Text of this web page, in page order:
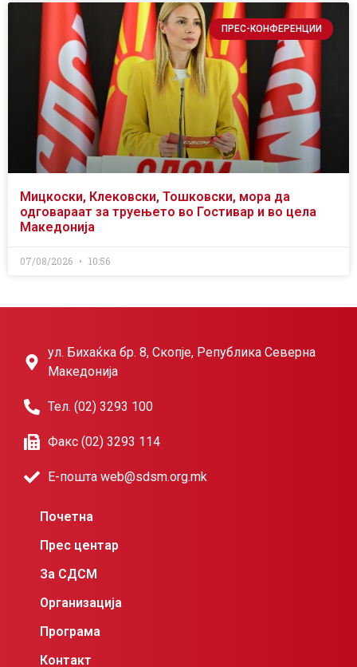
ПРЕС-КОНФЕРЕНЦИИ
Мицкоски, Клековски, Тошковски, мора да
одговараат за труењето во Гостивар и во цела
Македонија
07/08/2026 10:56
ул. Бихаќка бр. 8, Скопје, Република Северна
Македонија
Тел. (02) 3293 100
Факс (02) 3293 114
Е-пошта web@sdsm.org.mk
Почетна
Прес центар
За СДСМ
Организација
Програма
Контакт